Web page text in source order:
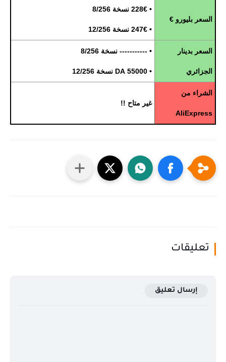
السعر بليورو €
• 228€ نسخة 8/256
• 247€ نسخة 12/256
السعر بدينار
الجزائري
• ----------- نسخة 8/256
• 55000 DA نسخة 12/256
الشراء من
AliExpress
غير متاح !!
تعليقات
إرسال تعليق